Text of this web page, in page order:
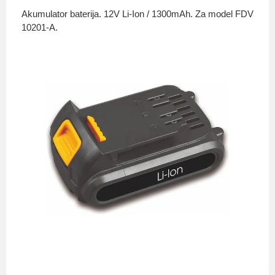
Akumulator baterija. 12V Li-Ion / 1300mAh. Za model FDV
10201-A.
Privatnost kupca
Uvjeti i odredbe